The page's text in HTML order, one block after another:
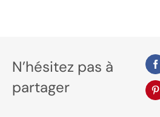
N’hésitez pas à
partager